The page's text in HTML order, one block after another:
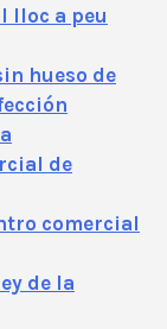
lloc a peu
hueso de
de
comercial
de la